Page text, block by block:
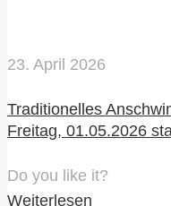
23. April 2026
Traditionelles
Freitag, 01.05.2026
Do you like it?
Weiterlesen